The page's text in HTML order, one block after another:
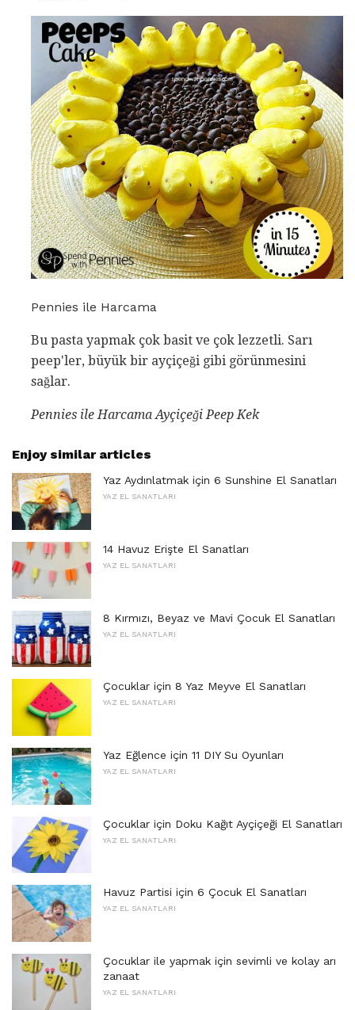
Pennies ile Harcama
Bu pasta yapmak çok basit ve çok lezzetli. Sarı
peep'ler, büyük bir ayçiçeği gibi görünmesini
sağlar.
Pennies ile Harcama Ayçiçeği Peep Kek
Enjoy similar articles
Yaz Aydınlatmak için 6 Sunshine El Sanatları
YAZ EL SANATLARI
14 Havuz Erişte El Sanatları
YAZ EL SANATLARI
8 Kırmızı, Beyaz ve Mavi Çocuk El Sanatları
YAZ EL SANATLARI
Çocuklar için 8 Yaz Meyve El Sanatları
YAZ EL SANATLARI
Yaz Eğlence için 11 DIY Su Oyunları
YAZ EL SANATLARI
Çocuklar için Doku Kağıt Ayçiçeği El Sanatları
YAZ EL SANATLARI
Havuz Partisi için 6 Çocuk El Sanatları
YAZ EL SANATLARI
Çocuklar ile yapmak için sevimli ve kolay arı
zanaat
YAZ EL SANATLARI